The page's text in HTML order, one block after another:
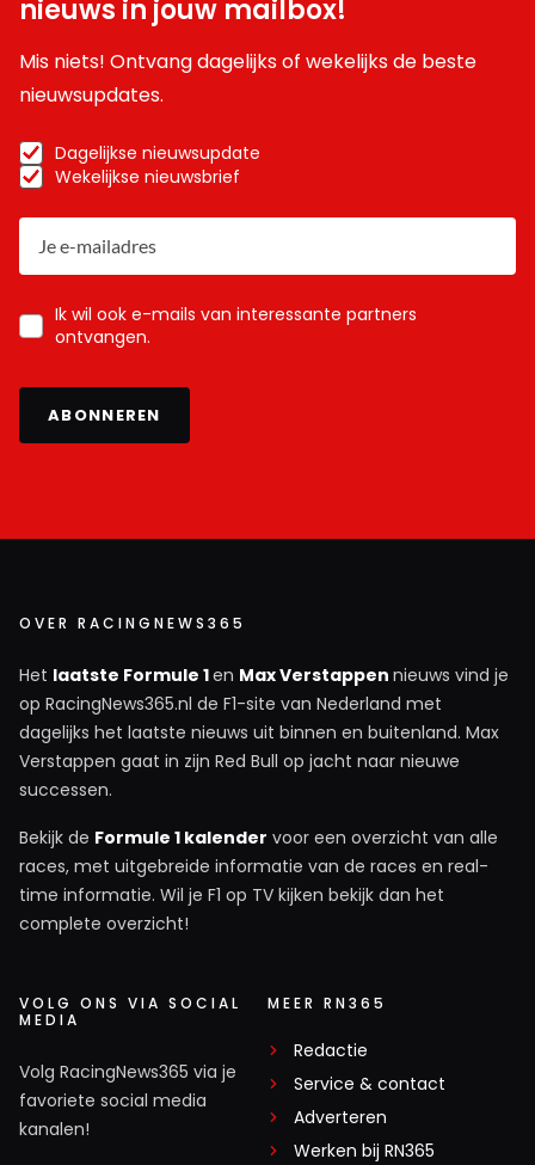
nieuws in jouw mailbox!
Mis niets! Ontvang dagelijks of wekelijks de beste
nieuwsupdates.
Dagelijkse nieuwsupdate
Wekelijkse nieuwsbrief
Ik wil ook e-mails van interessante partners
ontvangen.
ABONNEREN
OVER RACINGNEWS365
Het laatste Formule 1en Max Verstappen nieuws vind je
op RacingNews365.nl de F1-site van Nederland met
dagelijks het laatste nieuws uit binnen en buitenland. Max
Verstappen gaat in zijn Red Bull op jacht naar nieuwe
successen.
Bekijk de Formule 1 kalender voor een overzicht van alle
races, met uitgebreide informatie van de races en real-
time informatie. Wil je F1 op TV kijken bekijk dan het
complete overzicht!
VOLG ONS VIA SOCIAL
MEDIA
Volg RacingNews365 via je
favoriete social media
kanalen!
MEER RN365
Redactie
Service & contact
Adverteren
Werken bij RN365